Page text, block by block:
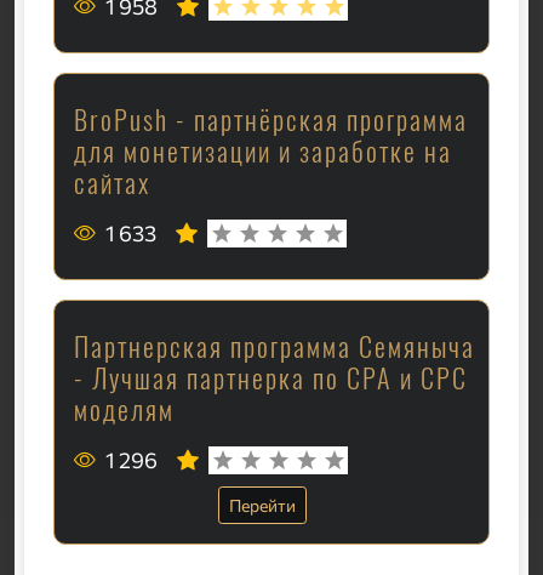
1 958
BroPush - партнёрская программа
для монетизации и заработке на
сайтах
1 633
Партнерская программа Семяныча
- Лучшая партнерка по CPA и CPC
моделям
1 296
Перейти